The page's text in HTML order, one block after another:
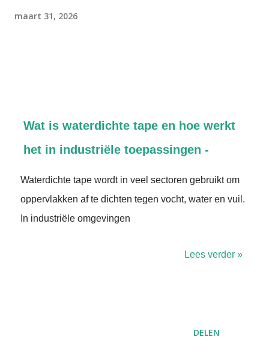
maart 31, 2026
Wat is waterdichte tape en hoe werkt
het in industriële toepassingen -
Waterdichte tape wordt in veel sectoren gebruikt om
oppervlakken af te dichten tegen vocht, water en vuil.
In industriële omgevingen
Lees verder »
DELEN